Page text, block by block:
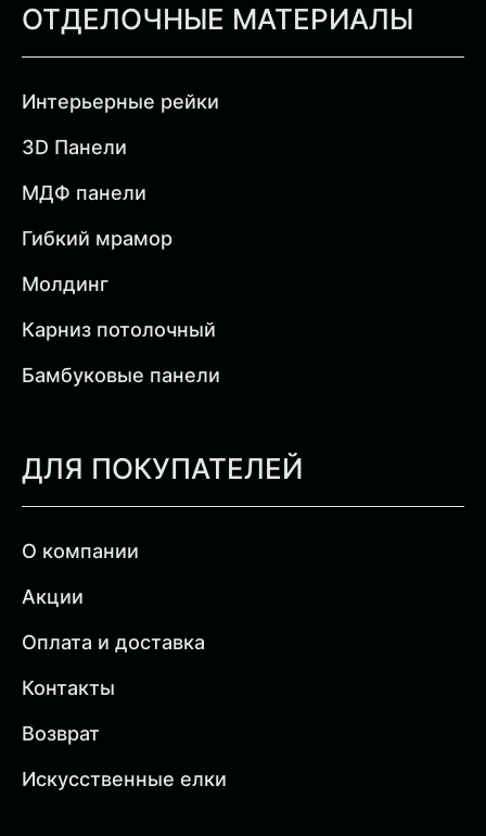
ОТДЕЛОЧНЫЕ МАТЕРИАЛЫ
Интерьерные рейки
3D Панели
МДФ панели
Гибкий мрамор
Молдинг
Карниз потолочный
Бамбуковые панели
ДЛЯ ПОКУПАТЕЛЕЙ
О компании
Акции
Оплата и доставка
Контакты
Возврат
Искусственные елки